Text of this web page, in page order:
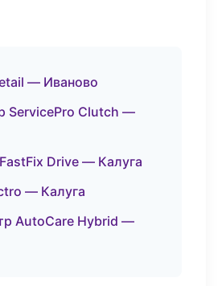
— Иваново
ServicePro Clutch —
Drive — Калуга
— Калуга
AutoCare Hybrid —